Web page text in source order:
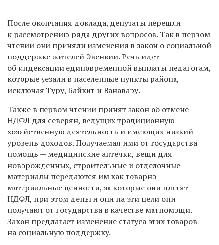
После окончания доклада, депутаты перешли
к рассмотрению ряда других вопросов. Так в первом
чтении они приняли изменения в закон о социальной
поддержке жителей Эвенкии. Речь идет
об индексации единовременной выплаты педагогам,
которые уезали в населенные пункты района,
исключая Туру, Байкит и Ванавару.
Также в первом чтении принят закон об отмене
НДФЛ для северян, ведущих традиционную
хозяйственную деятельность и имеющих низкий
уровень доходов. Получаемая ими от государства
помощь — медицинские аптечки, вещи для
новорожденных, строительные и отделочные
материалы передаются им как товарно-
материальные ценности, за которые они платят
НДФЛ, при этом деньги они на эти цели они
получают от государства в качестве матпомощи.
Закон предлагает изменение статуса этих товаров
на социальную поддержку.